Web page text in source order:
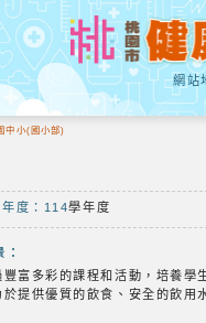
網站
中小(國小部)
年度：114學年度
富多彩的課程和活動，培養
提供優質的飲食、安全的飲